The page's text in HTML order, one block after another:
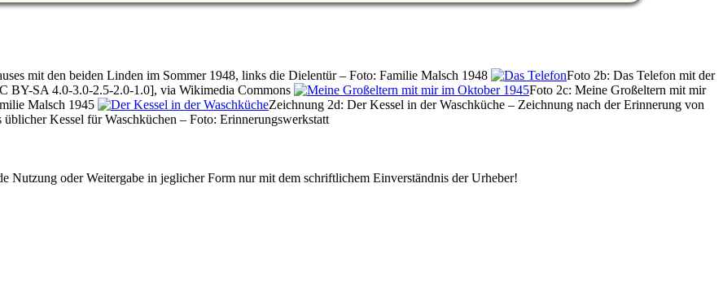
mit den beiden Linden im Sommer 1948, links die Dielentür – Foto: Familie Malsch 1948
Foto 2b: Das Telefon mit der
BY-SA 4.0-3.0-2.5-2.0-1.0], via Wikimedia Commons
Foto 2c: Meine Großeltern mit mir
Malsch 1945
Zeichnung 2d: Der Kessel in der Waschküche – Zeichnung nach der Erinnerung von
üblicher Kessel für Waschküchen – Foto: Erinnerungswerkstatt
Nutzung oder Weitergabe in jeglicher Form nur mit dem schriftlichem Einverständnis der Urheber!